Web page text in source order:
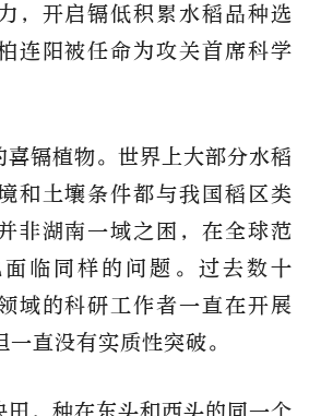
，开启镉低积累水稻品种选
连阳被任命为攻关首席科学
喜镉植物。世界上大部分水稻
和土壤条件都与我国稻区类
湖南一域之困，在全球范
临同样的问题。过去数十
域的科研工作者一直在开展
直没有实质性突破。